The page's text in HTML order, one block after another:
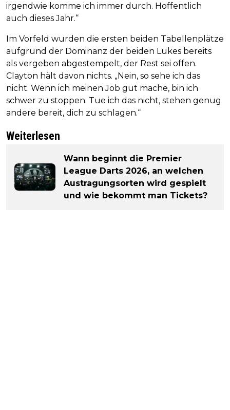
irgendwie komme ich immer durch. Hoffentlich
auch dieses Jahr.“
Im Vorfeld wurden die ersten beiden Tabellenplätze
aufgrund der Dominanz der beiden Lukes bereits
als vergeben abgestempelt, der Rest sei offen.
Clayton hält davon nichts. „Nein, so sehe ich das
nicht. Wenn ich meinen Job gut mache, bin ich
schwer zu stoppen. Tue ich das nicht, stehen genug
andere bereit, dich zu schlagen.“
Weiterlesen
Wann beginnt die Premier
League Darts 2026, an welchen
Austragungsorten wird gespielt
und wie bekommt man Tickets?